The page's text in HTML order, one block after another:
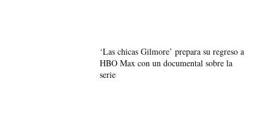
‘Las chicas Gilmore’ prepara su regreso a
HBO Max con un documental sobre la
serie